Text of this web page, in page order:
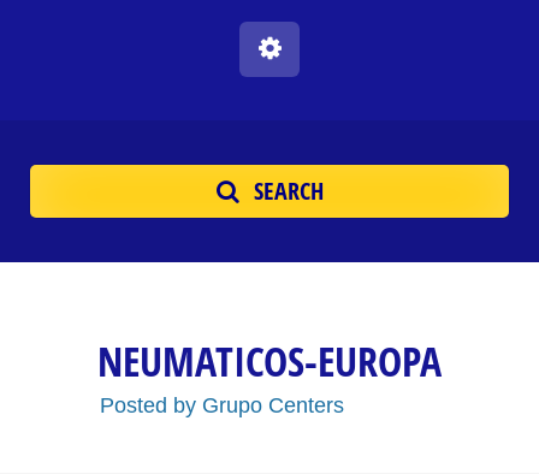
SEARCH
NEUMATICOS-EUROPA
Posted by Grupo Centers